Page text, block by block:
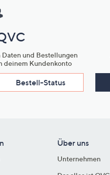
und Bestellungen
deinem Kundenkonto
Bestell-Status
Über uns
Unternehmen